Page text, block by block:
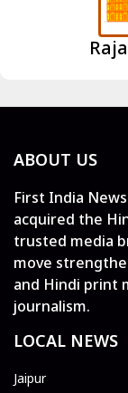
ABOUT US
First India
acquired the
trusted media
move
and Hindi print
journalism.
LOCAL NEWS
Jaipur